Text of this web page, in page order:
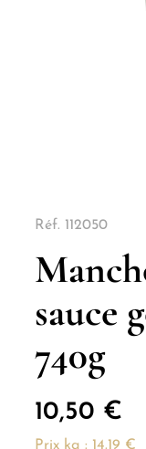
Réf. 112050
sauce
740g
10,50 €
Prix kg : 14.19 €